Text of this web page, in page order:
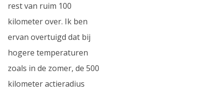
rest van ruim 100
kilometer over. Ik ben
ervan overtuigd dat bij
hogere temperaturen
zoals in de zomer, de 500
kilometer actieradius